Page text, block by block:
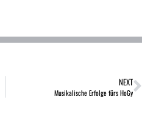
NEXT
Musikalische Erfolge fürs HoGy